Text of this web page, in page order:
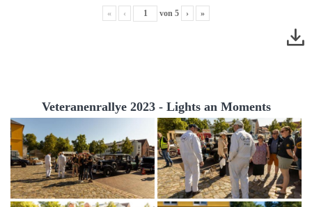
« ‹ von 5 › »
Veteranenrallye 2023 - Lights an Moments